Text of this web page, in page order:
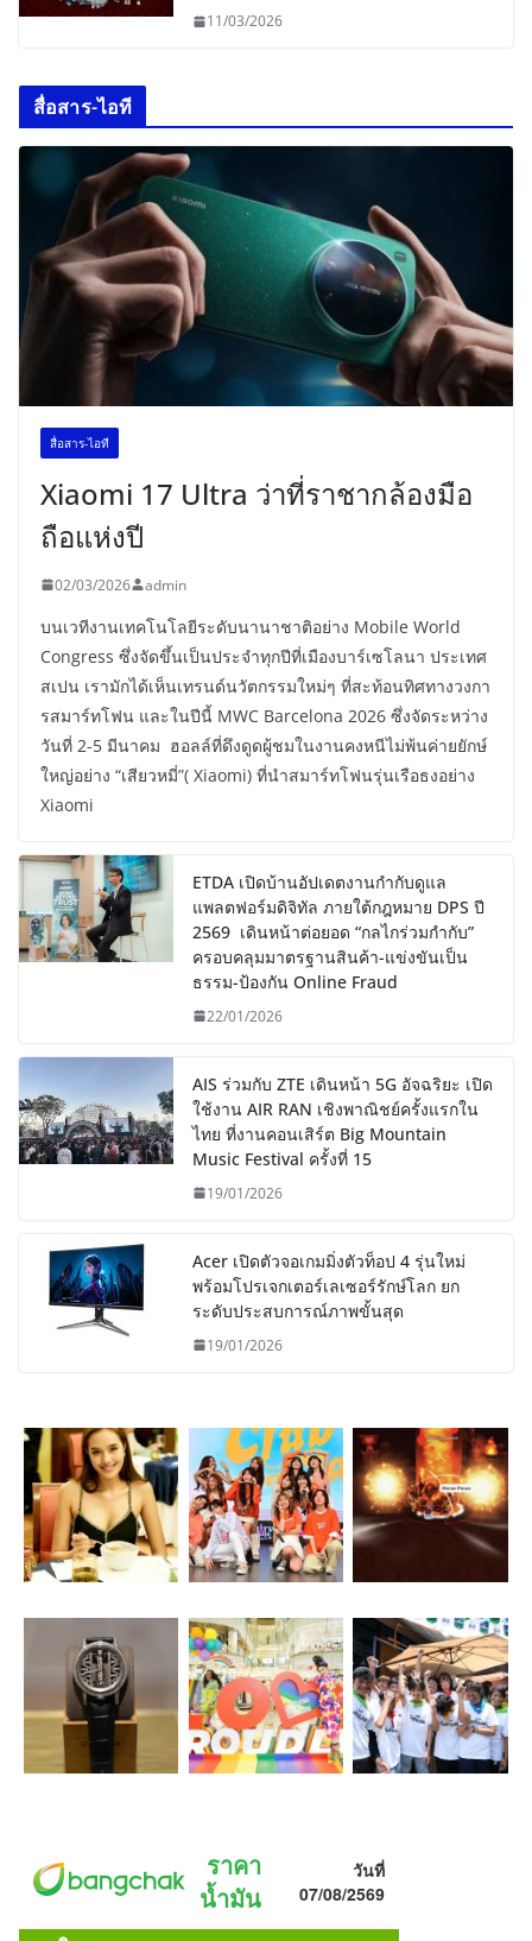
11/03/2026
สื่อสาร-ไอที
สื่อสาร-ไอที
Xiaomi 17 Ultra ว่าที่ราชากล้องมือ
ถือแห่งปี
02/03/2026 admin
บนเวทีงานเทคโนโลยีระดับนานาชาติอย่าง Mobile World
Congress ซึ่งจัดขึ้นเป็นประจำทุกปีที่เมืองบาร์เซโลนา ประเทศ
สเปน เรามักได้เห็นเทรนด์นวัตกรรมใหม่ๆ ที่สะท้อนทิศทางวงกา
รสมาร์ทโฟน และในปีนี้ MWC Barcelona 2026 ซึ่งจัดระหว่าง
วันที่ 2-5 มีนาคม ฮอลล์ที่ดึงดูดผู้ชมในงานคงหนีไม่พ้นค่ายยักษ์
ใหญ่อย่าง “เสียวหมี่”( Xiaomi) ที่นำสมาร์ทโฟนรุ่นเรือธงอย่าง
Xiaomi
ETDA เปิดบ้านอัปเดตงานกำกับดูแล
แพลตฟอร์มดิจิทัล ภายใต้กฎหมาย DPS ปี
2569 เดินหน้าต่อยอด “กลไกร่วมกำกับ”
ครอบคลุมมาตรฐานสินค้า-แข่งขันเป็น
ธรรม-ป้องกัน Online Fraud
22/01/2026
AIS ร่วมกับ ZTE เดินหน้า 5G อัจฉริยะ เปิด
ใช้งาน AIR RAN เชิงพาณิชย์ครั้งแรกใน
ไทย ที่งานคอนเสิร์ต Big Mountain
Music Festival ครั้งที่ 15
19/01/2026
Acer เปิดตัวจอเกมมิ่งตัวท็อป 4 รุ่นใหม่
พร้อมโปรเจกเตอร์เลเซอร์รักษ์โลก ยก
ระดับประสบการณ์ภาพขั้นสุด
19/01/2026